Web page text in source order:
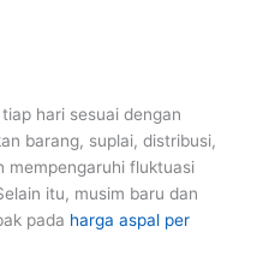
hari sesuai dengan
barang, suplai, distribusi,
mempengaruhi fluktuasi
itu, musim baru dan
pada harga aspal per